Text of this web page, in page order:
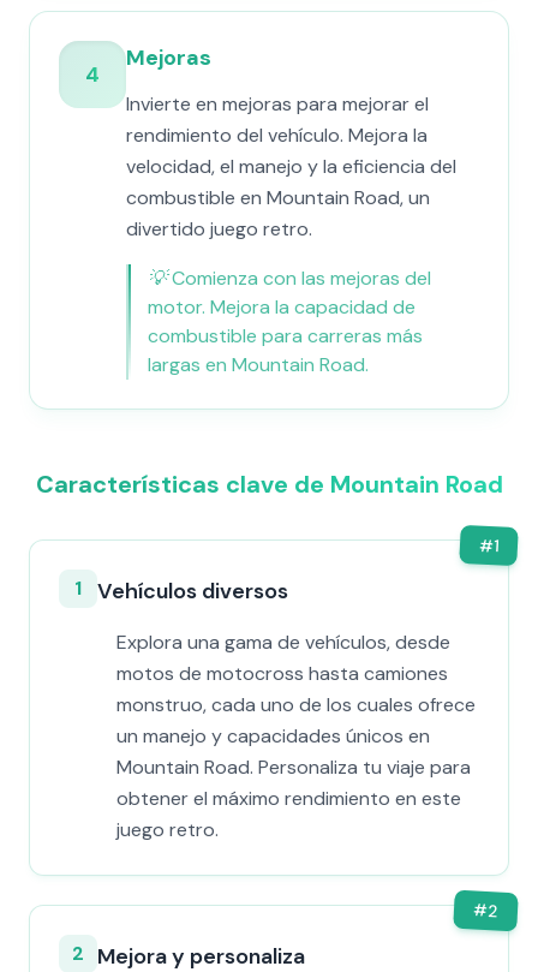
4
Mejoras
Invierte en mejoras para mejorar el
rendimiento del vehículo. Mejora la
velocidad, el manejo y la eficiencia del
combustible en Mountain Road, un
divertido juego retro.
💡Comienza con las mejoras del
motor. Mejora la capacidad de
combustible para carreras más
largas en Mountain Road.
Características clave de Mountain Road
#1
1 Vehículos diversos
Explora una gama de vehículos, desde
motos de motocross hasta camiones
monstruo, cada uno de los cuales ofrece
un manejo y capacidades únicos en
Mountain Road. Personaliza tu viaje para
obtener el máximo rendimiento en este
juego retro.
#2
2 Mejora y personaliza